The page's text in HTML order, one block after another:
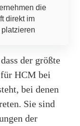
die
direkt im
der größte
HCM bei
bei denen
Sie sind
der